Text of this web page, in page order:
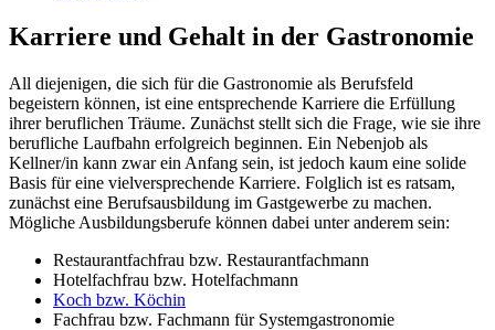
Karriere und Gehalt in der Gastronomie
All diejenigen, die sich für die Gastronomie als Berufsfeld
begeistern können, ist eine entsprechende Karriere die Erfüllung
ihrer beruflichen Träume. Zunächst stellt sich die Frage, wie sie ihre
berufliche Laufbahn erfolgreich beginnen. Ein Nebenjob als
Kellner/in kann zwar ein Anfang sein, ist jedoch kaum eine solide
Basis für eine vielversprechende Karriere. Folglich ist es ratsam,
zunächst eine Berufsausbildung im Gastgewerbe zu machen.
Mögliche Ausbildungsberufe können dabei unter anderem sein:
Restaurantfachfrau bzw. Restaurantfachmann
Hotelfachfrau bzw. Hotelfachmann
Koch bzw. Köchin
Fachfrau bzw. Fachmann für Systemgastronomie